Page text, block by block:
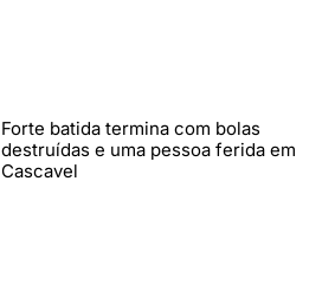
Forte batida termina com bolas
destruídas e uma pessoa ferida em
Cascavel